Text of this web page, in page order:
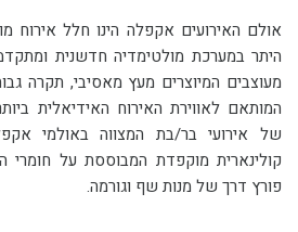
המותאם לאווירת האירוח האידיאלית
של אירועי בר/בת המצווה באולמי
קולינארית מוקפדת המבוססת
פורץ דרך של מנות שף וגורמה.